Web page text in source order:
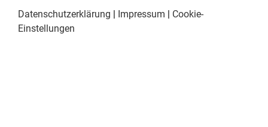
Datenschutzerklärung | Impressum | Cookie-
Einstellungen